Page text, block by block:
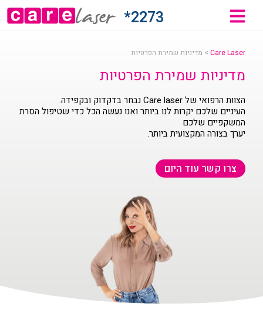
2273*
Care Laser
> מדיניות שמירת הפרטיות
מדיניות שמירת הפרטיות
הצוות הרפואי של Care laser נבחר בדקדוק ובקפידה.
העיניים שלכם יקרות לנו ביותר ואנו נעשה הכל כדי שטיפול הסרת
המשקפיים שלכם
יערך בצורה המקצועית ביותר.
צרו קשר עוד היום